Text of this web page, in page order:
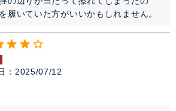
履いていた方がいいかもしれません。
2025/07/12